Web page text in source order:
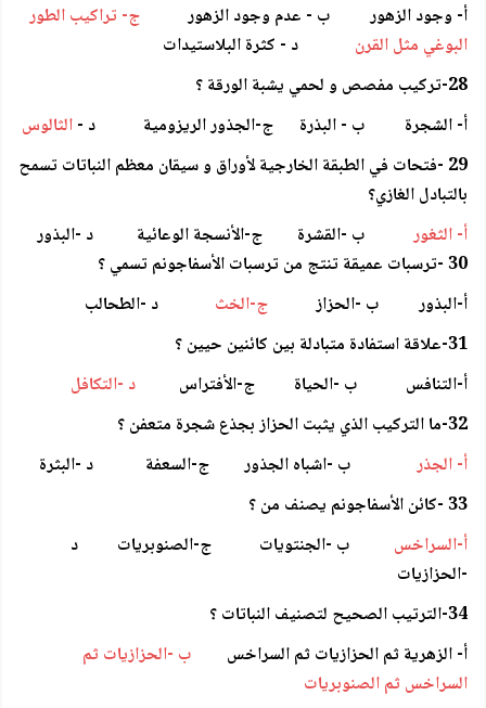
أ- وجود الزهور ب - عدم وجود الزهور
ج- تراكيب الطور
البوغي مثل القرن د - كثرة البلاستيدات
28-تركيب مفصص و لحمي يشبة الورقة ؟
أ- الشجرة ب - البذرة ج-الجذور الريزومية د -الثالوس
29 -فتحات في الطبقة الخارجية لأوراق و سيقان معظم النباتات تسمح
بالتبادل الغازي؟
أ- الثغور
ب -القشرة ج-الأنسجة الوعائية د -البذور
30 -ترسبات عميقة تنتج من ترسبات الأسفاجونم تسمي ؟
أ-البذور ب -الحزاز
ج-الخث
د -الطحالب
31-علاقة استفادة متبادلة بين كائنين حيين ؟
أ-التنافس ب -الحياة ج-الأفتراس د -التكافل
32-ما التركيب الذي يثبت الحزاز بجذع شجرة متعفن ؟
أ- الجذر
ب -اشباه الجذور ج-السعفة د -البثرة
33 -كائن الأسفاجونم يصنف من ؟
أ-السراخس
ب -الجنتويات ج-الصنوبريات د
-الحزازيات
34-الترتيب الصحيح لتصنيف النباتات ؟
أ- الزهرية ثم الحزازيات ثم السراخس
ب -الحزازيات ثم
السراخس ثم الصنوبريات